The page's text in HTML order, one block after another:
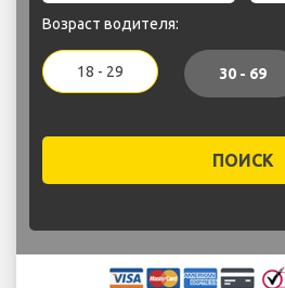
Возраст водителя:
18 - 29 30 - 69
ПОИСК